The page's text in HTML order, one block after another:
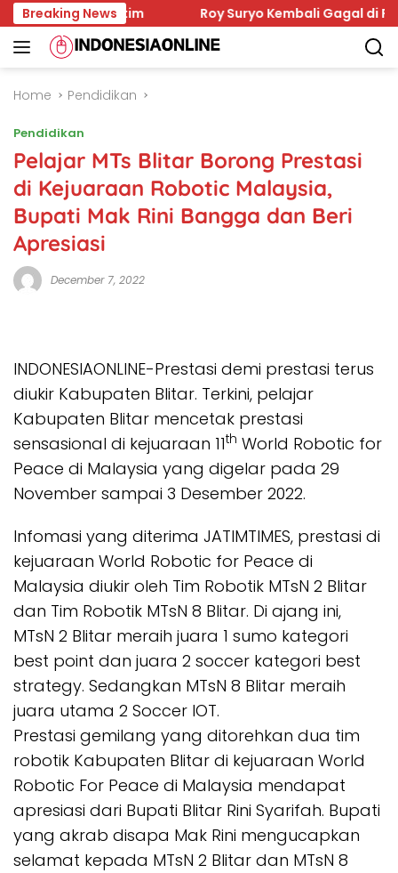
Skip
to
content
Breaking News
bagi Kaltim Roy Suryo Kembali Gagal di
Home Pendidikan
Pendidikan
Pelajar MTs Blitar Borong Prestasi
di Kejuaraan Robotic Malaysia,
Bupati Mak Rini Bangga dan Beri
Apresiasi
December 7, 2022
INDONESIAONLINE-Prestasi demi prestasi terus
diukir Kabupaten Blitar. Terkini, pelajar
Kabupaten Blitar mencetak prestasi
sensasional di kejuaraan 11th World Robotic for
Peace di Malaysia yang digelar pada 29
November sampai 3 Desember 2022.
Infomasi yang diterima JATIMTIMES, prestasi di
kejuaraan World Robotic for Peace di
Malaysia diukir oleh Tim Robotik MTsN 2 Blitar
dan Tim Robotik MTsN 8 Blitar. Di ajang ini,
MTsN 2 Blitar meraih juara 1 sumo kategori
best point dan juara 2 soccer kategori best
strategy. Sedangkan MTsN 8 Blitar meraih
juara utama 2 Soccer IOT.
Prestasi gemilang yang ditorehkan dua tim
robotik Kabupaten Blitar di kejuaraan World
Robotic For Peace di Malaysia mendapat
apresiasi dari Bupati Blitar Rini Syarifah. Bupati
yang akrab disapa Mak Rini mengucapkan
selamat kepada MTsN 2 Blitar dan MTsN 8